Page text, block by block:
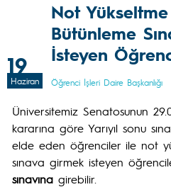
19
Haziran
Not
Bütünleme
İsteyen
Öğrenci İşleri Daire Başkanlığı
Üniversitemiz Senatosunun
kararına göre Yarıyıl sonu
elde eden öğrenciler ile not
sınava girmek isteyen
sınavına girebilir.